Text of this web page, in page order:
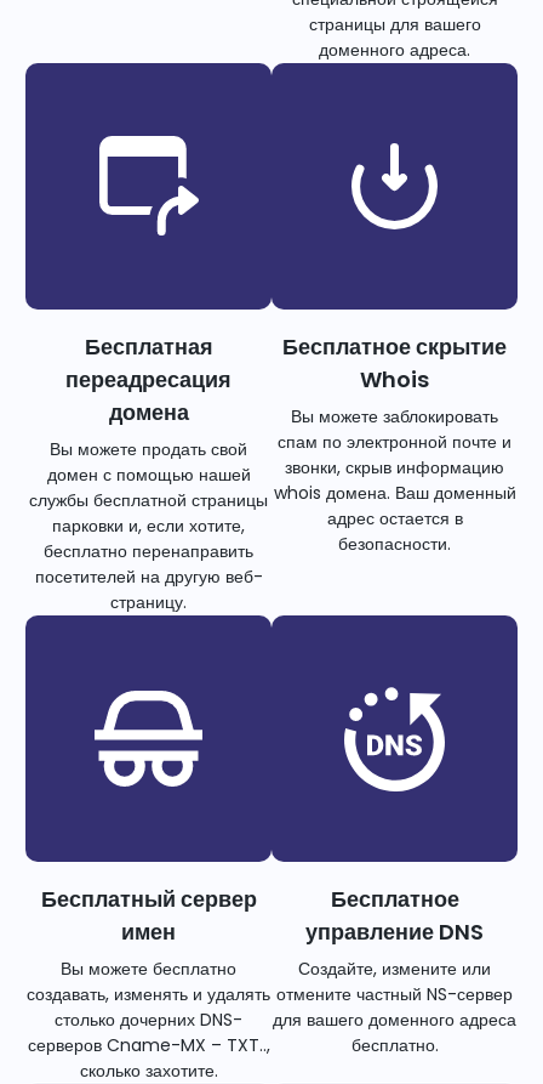
страницы для вашего
доменного адреса.
Бесплатная
переадресация
домена
Вы можете продать свой
домен с помощью нашей
службы бесплатной страницы
парковки и, если хотите,
бесплатно перенаправить
посетителей на другую веб-
страницу.
Бесплатное скрытие
Whois
Вы можете заблокировать
спам по электронной почте и
звонки, скрыв информацию
whois домена. Ваш доменный
адрес остается в
безопасности.
Бесплатный сервер
имен
Вы можете бесплатно
создавать, изменять и удалять
столько дочерних DNS-
серверов Cname-MX – TXT..,
сколько захотите.
Бесплатное
управление DNS
Создайте, измените или
отмените частный NS-сервер
для вашего доменного адреса
бесплатно.